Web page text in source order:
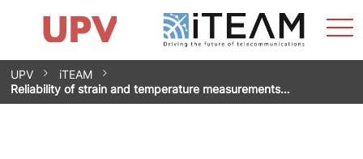
Saltar
contenido
Impacto
Grupos de investigación
Instalaciones
Spin-offs
Contacto
Prácticas
Noticias
Unidad de Igualdad
UPV
iTEAM
Reliability of strain and temperature measurements…